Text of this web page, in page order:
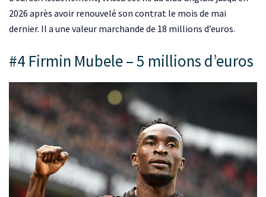
2026 après avoir renouvelé son contrat le mois de mai
dernier. Il a une valeur marchande de 18 millions d’euros.
#4 Firmin Mubele – 5 millions d’euros